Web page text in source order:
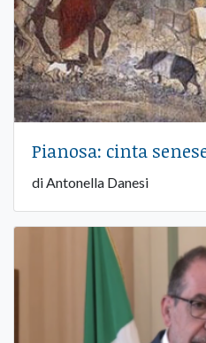
Pianosa: cinta
di Antonella Danesi